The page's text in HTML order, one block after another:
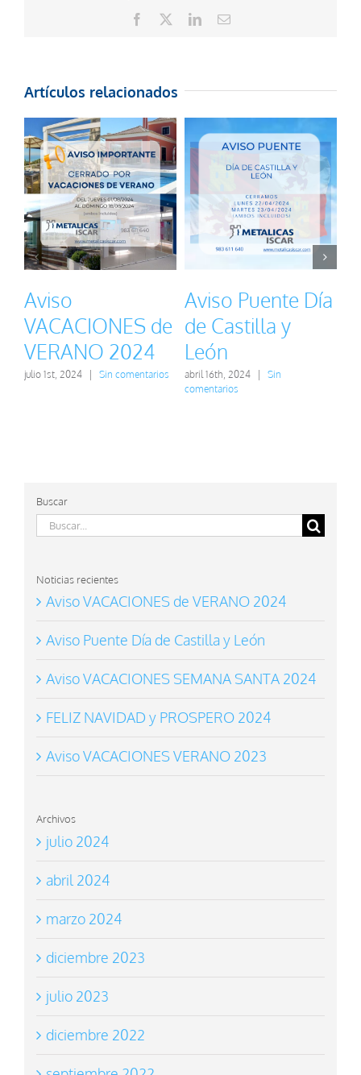
Facebook LinkedInCorreo
Artículos relacionados
Aviso
VACACIONES de
VERANO 2024
julio 1st, 2024 | Sin comentarios
Aviso Puente Día
de Castilla y
León
abril 16th, 2024 |
Sin
comentarios
Buscar
Buscar:
Noticias recientes
Aviso VACACIONES de VERANO 2024
Aviso Puente Día de Castilla y León
Aviso VACACIONES SEMANA SANTA 2024
FELIZ NAVIDAD y PROSPERO 2024
Aviso VACACIONES VERANO 2023
Archivos
julio 2024
abril 2024
marzo 2024
diciembre 2023
julio 2023
diciembre 2022